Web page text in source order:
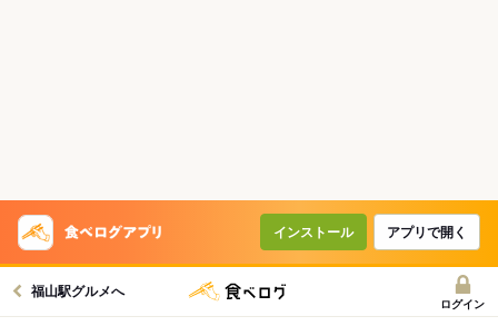
インストール アプリで開く
福山駅グルメへ
ログイン